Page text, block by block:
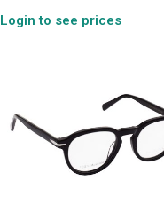
Login to see prices